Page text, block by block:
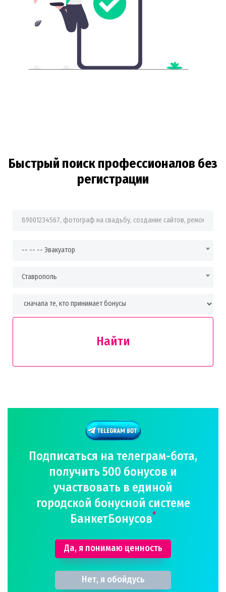
Быстрый поиск профессионалов без
регистрации
Фраза для поиска
-- -- -- Эвакуатор
Ставрополь
Найти
Подписаться на телеграм-бота,
получить 500 бонусов и
участвовать в единой
городской бонусной системе
БанкетБонусов*
Да, я понимаю ценность
Нет, я обойдусь